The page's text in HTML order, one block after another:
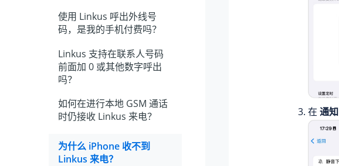
使用 Linkus 呼出外线号
码，是我的手机付费吗？
Linkus 支持在联系人号码
前面加 0 或其他数字呼出
吗？
如何在进行本地 GSM 通话
时仍接收 Linkus 来电？
为什么 iPhone 收不到
Linkus 来电？
在 通知